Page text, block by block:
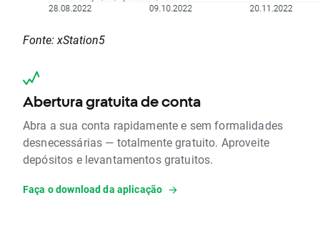
Fonte: xStation5
Abertura gratuita de conta
Abra a sua conta rapidamente e sem formalidades
desnecessárias — totalmente gratuito. Aproveite
depósitos e levantamentos gratuitos.
Faça o download da aplicação